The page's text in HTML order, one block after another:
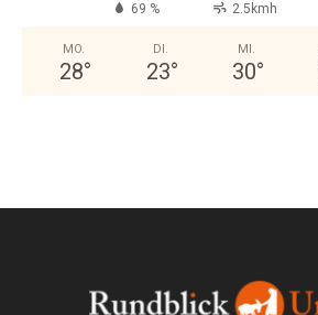
69 % 2.5kmh
MO.
28°
DI.
23°
MI.
30°